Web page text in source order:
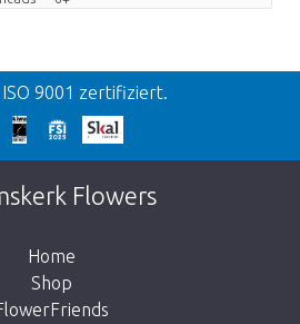
Entschuldigung
nicht. Klicken Sie auf
Knopf, um zurück zum
9001 zertifiziert.
Flowers
Home
Shop